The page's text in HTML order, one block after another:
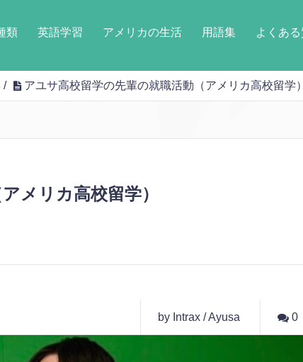
類 英語学習 アメリカの生活 用語集 よくあ
/ アユサ高校留学の先輩の就職活動（アメリカ高校留学
メリカ高校留学）
by Intrax / Ayusa 0